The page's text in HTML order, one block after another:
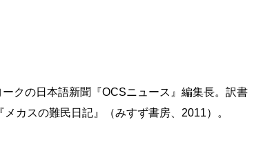
クの日本語新聞『OCSニュース』編集長。訳書
カスの難民日記』（みすず書房、2011）。